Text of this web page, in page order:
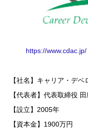
https://www.cdac.jp/
【社名】キャリア・デ
【代表者】代表取締役
【設立】2005年
【資本金】1900万円